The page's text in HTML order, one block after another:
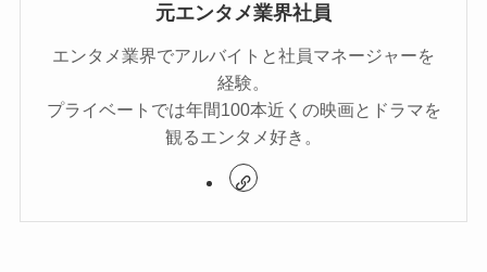
元エンタメ業界社員
エンタメ業界でアルバイトと社員マネージャーを
経験。
プライベートでは年間100本近くの映画とドラマを
観るエンタメ好き。